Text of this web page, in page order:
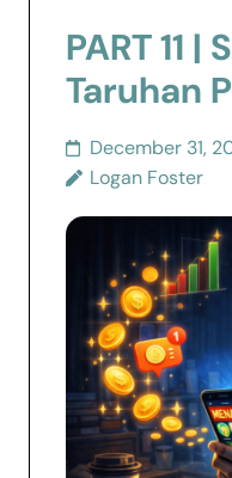
PART 11 |
Taruhan
December 31,
Logan Foster